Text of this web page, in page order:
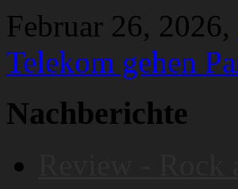
Februar 26, 2026,
Telekom gehen
Nachberichte